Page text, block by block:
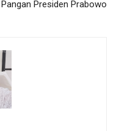
Pangan Presiden Prabowo